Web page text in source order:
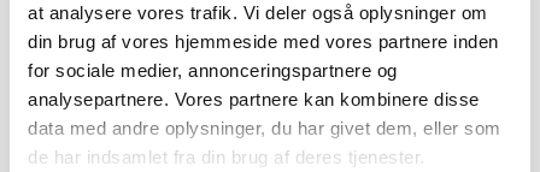
at analysere vores trafik. Vi deler også oplysninger om
din brug af vores hjemmeside med vores partnere inden
for sociale medier, annonceringspartnere og
analysepartnere. Vores partnere kan kombinere disse
data med andre oplysninger, du har givet dem, eller som
de har indsamlet fra din brug af deres tjenester.
Tilmelding
Tilmelding skal ske hosUnitarernes